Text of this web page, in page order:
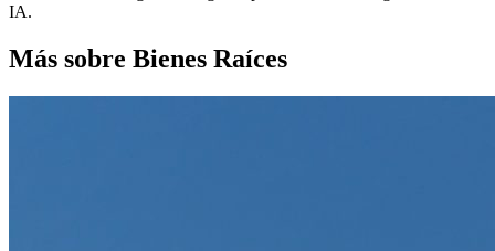
IA.
Más sobre Bienes Raíces